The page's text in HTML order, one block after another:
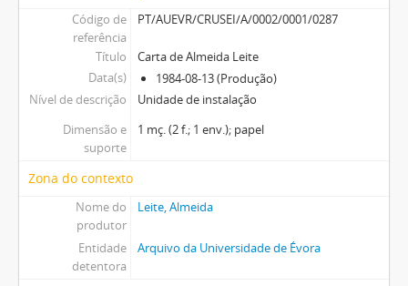
Código de
referência
PT/AUEVR/CRUSEI/A/0002/0001/0287
Título
Carta de Almeida Leite
Data(s)
1984-08-13 (Produção)
Nível de descrição
Unidade de instalação
Dimensão e
suporte
1 mç. (2 f.; 1 env.); papel
Zona do contexto
Nome do
produtor
Leite, Almeida
Entidade
detentora
Arquivo da Universidade de Évora